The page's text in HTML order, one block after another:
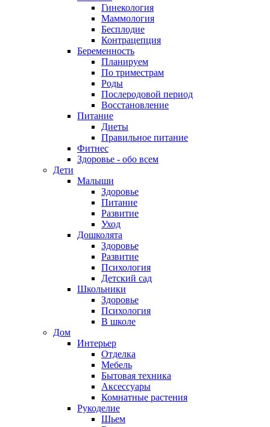
Гинекология
Маммология
Бесплодие
Контрацепция
Беременность
Планируем
По триместрам
Роды
Послеродовой период
Восстановление
Питание
Диеты
Правильное питание
Фитнес
Здоровье - обо всем
Дети
Малыши
Здоровье
Питание
Развитие
Уход
Дошколята
Здоровье
Развитие
Психология
Детский сад
Школьники
Здоровье
Психология
В школе
Дом
Интерьер
Отделка
Мебель
Бытовая техника
Аксессуары
Комнатные растения
Рукоделие
Шьем